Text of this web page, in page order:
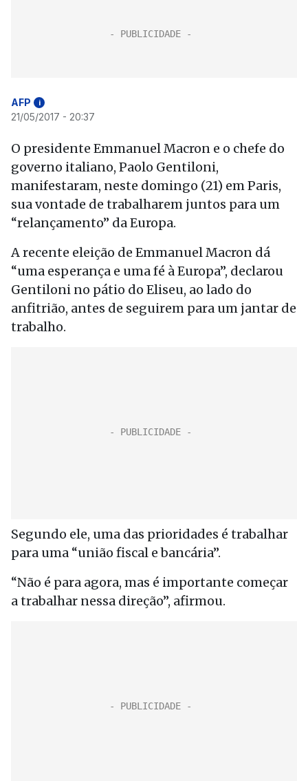
AFP i
21/05/2017 - 20:37
O presidente Emmanuel Macron e o chefe do
governo italiano, Paolo Gentiloni,
manifestaram, neste domingo (21) em Paris,
sua vontade de trabalharem juntos para um
“relançamento” da Europa.
A recente eleição de Emmanuel Macron dá
“uma esperança e uma fé à Europa”, declarou
Gentiloni no pátio do Eliseu, ao lado do
anfitrião, antes de seguirem para um jantar de
trabalho.
Segundo ele, uma das prioridades é trabalhar
para uma “união fiscal e bancária”.
“Não é para agora, mas é importante começar
a trabalhar nessa direção”, afirmou.